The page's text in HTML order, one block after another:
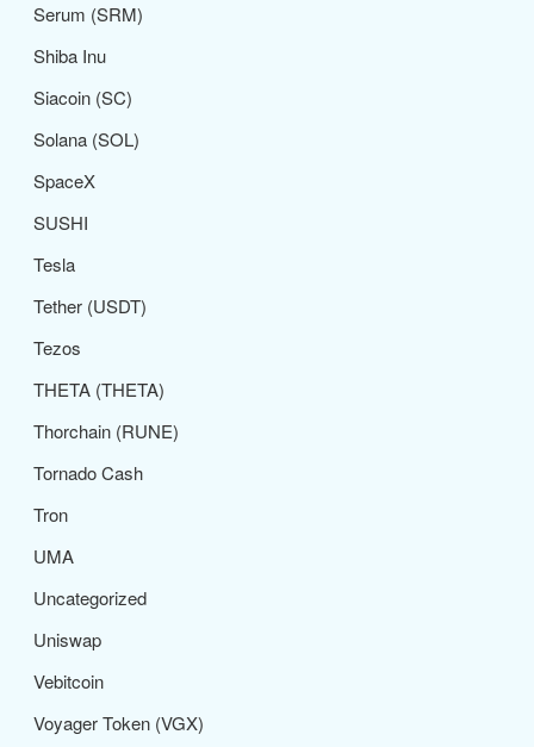
Serum (SRM)
Shiba Inu
Siacoin (SC)
Solana (SOL)
SpaceX
SUSHI
Tesla
Tether (USDT)
Tezos
THETA (THETA)
Thorchain (RUNE)
Tornado Cash
Tron
UMA
Uncategorized
Uniswap
Vebitcoin
Voyager Token (VGX)